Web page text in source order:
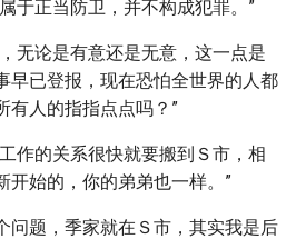
于正当防卫，并不构成犯罪。”
无论是有意还是无意，这一点是
早已登报，现在恐怕全世界的人都
有人的指指点点吗？”
作的关系很快就要搬到Ｓ市，相
开始的，你的弟弟也一样。”
问题，季家就在Ｓ市，其实我是后